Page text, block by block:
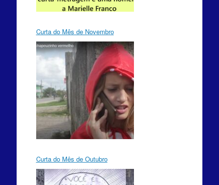
Curta do Mês de Novembro
Curta do Mês de Outubro